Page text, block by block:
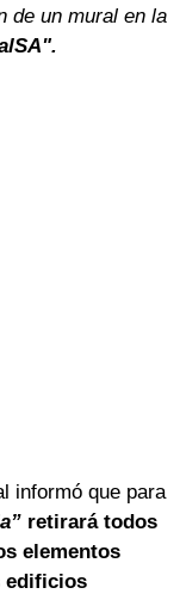
de un mural en la
informó que para
retirará todos
elementos
edificios